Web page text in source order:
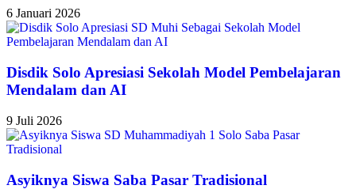
6 Januari 2026
Disdik Solo Apresiasi Sekolah Model Pembelajaran
Mendalam dan AI
9 Juli 2026
Asyiknya Siswa Saba Pasar Tradisional